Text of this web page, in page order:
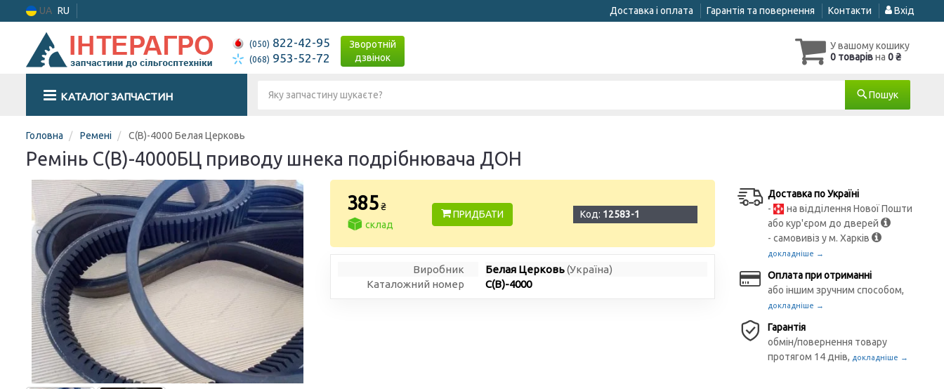
UA RU Доставка і оплата Гарантія та повернення Контакти Вхід
(050) 822-42-95
(068) 953-52-72
Зворотній
дзвінок
У вашому кошику
0 товарівна 0 ₴
КАТАЛОГ ЗАПЧАСТИН Пошук
Головна Ремені С(В)-4000 Белая Церковь
Ремінь С(В)-4000БЦ приводу шнека подрібнювача ДОН
385 ₴
склад
ПРИДБАТИ Код: 12583-1
Виробник Белая Церковь(Україна)
Каталожний номер
С(В)-4000
Доставка по Україні
-
на відділення Нової Пошти
або кур'єром до дверей
- самовивіз у м. Харків
докладніше →
Оплата при отриманні
або іншим зручним способом,
докладніше →
Гарантія
обмін/повернення товару
протягом 14 днів, докладніше →